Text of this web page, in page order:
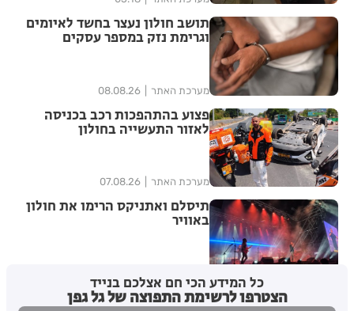
תושב חולון נעצר בחשד לאיומים
וגרימת נזק במספר עסקים
מערכת האתר 08.08.26
פצוע בהתהפכות רכב בכניסה
לאזור התעשייה בחולון
מערכת האתר 07.08.26
תיסלם ואתניקס הרימו את חולון
באוויר
כל המידע הכי חם אצלכם בנייד
הצטרפו לרשימת התפוצה של גל גפן